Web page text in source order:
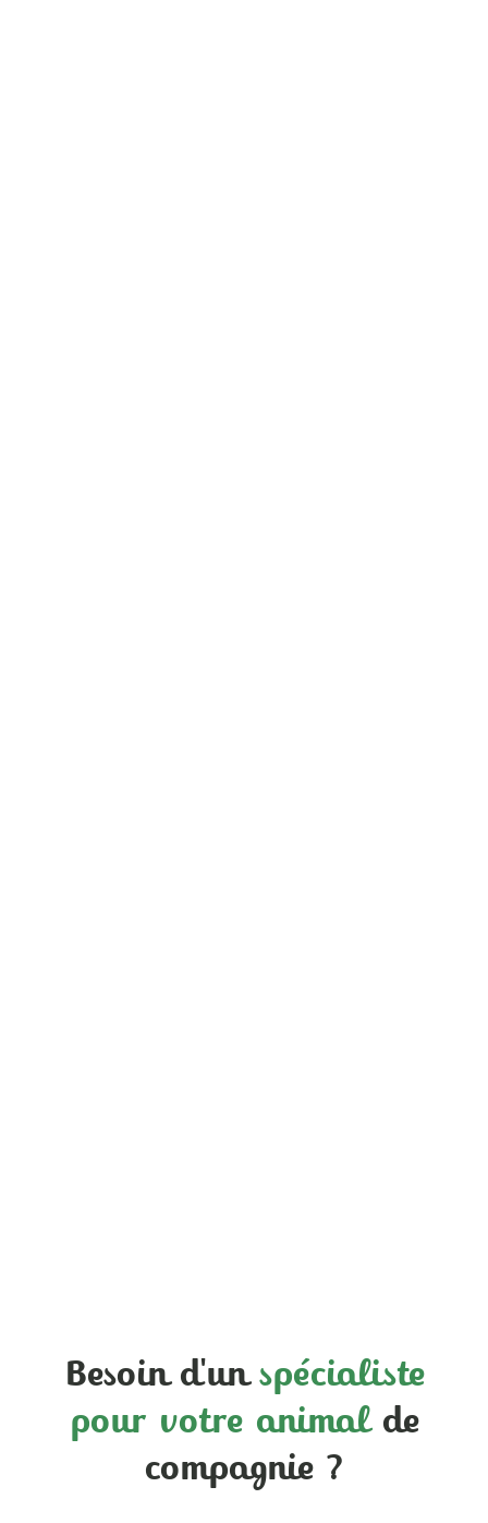
Besoin d'unspécialiste
pour votre animalde
compagnie ?